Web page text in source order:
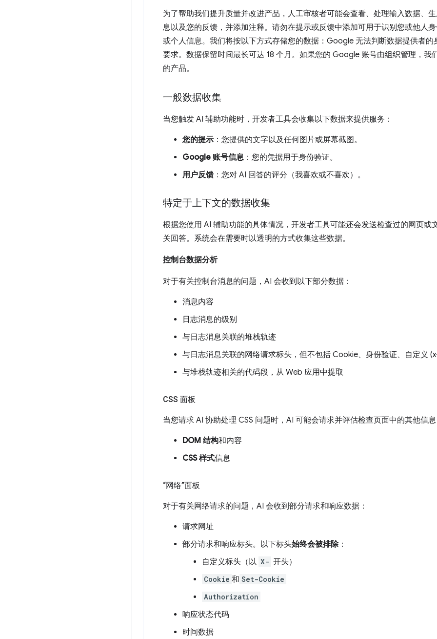
为了帮助我们提升质量并改进产品，人工审核者可能会查看、处理输入数据、
息以及您的反馈，并添加注释。请勿在提示或反馈中添加可用于识别您或他人
或个人信息。我们将按以下方式存储您的数据：Google 无法判断数据提供者
要求。数据保留时间最长可达 18 个月。如果您的 Google 账号由组织管理，我
的产品。
一般数据收集
当您触发 AI 辅助功能时，开发者工具会收集以下数据来提供服务：
您的提示 ：您提供的文字以及任何图片或屏幕截图。
Google 账号信息 ：您的凭据用于身份验证。
用户反馈 ：您对 AI 回答的评分（我喜欢或不喜欢）。
特定于上下文的数据收集
根据您使用 AI 辅助功能的具体情况，开发者工具可能还会发送检查过的网页或
关回答。系统会在需要时以透明的方式收集这些数据。
控制台数据分析
对于有关控制台消息的问题，AI 会收到以下部分数据：
消息内容
日志消息的级别
与日志消息关联的堆栈轨迹
与日志消息关联的网络请求标头，但不包括 Cookie、身份验证、自定义
与堆栈轨迹相关的代码段，从 Web 应用中提取
CSS 面板
当您请求 AI 协助处理 CSS 问题时，AI 可能会请求并评估检查页面中的其他信
DOM 结构和内容
CSS 样式信息
“网络”面板
对于有关网络请求的问题，AI 会收到部分请求和响应数据：
请求网址
部分请求和响应标头。以下标头始终会被排除：
自定义标头（以 X- 开头）
Cookie 和 Set-Cookie
Authorization
响应状态代码
时间数据